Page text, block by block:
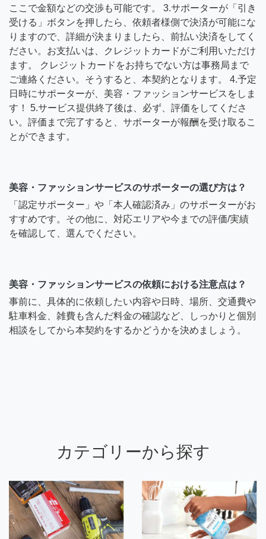
ここで金額などの交渉も可能です。 3.サポーターが「引き
受ける」ボタンを押したら、依頼者様側で決済が可能にな
りますので、詳細が決まりましたら、前払い決済をしてく
ださい。お支払いは、クレジットカードがご利用いただけ
ます。 クレジットカードをお持ちでない方は事務局まで
ご連絡ください。そうすると、本契約となります。 4.予定
日時にサポーターが、美容・ファッションサービスをしま
す！ 5.サービス提供終了後は、必ず、評価をしてくださ
い。評価まで完了すると、サポーターが報酬を受け取るこ
とができます。
美容・ファッションサービスのサポーターの選び方は？
「認定サポーター」や「本人確認済み」のサポーターがお
すすめです。その他に、対応エリアや今までの評価/実績
を確認して、選んでください。
美容・ファッションサービスの依頼における注意点は？
事前に、具体的に依頼したい内容や日時、場所、交通費や
駐車料金、雑費も含んだ料金の確認など、しっかりと個別
相談をしてから本契約をするかどうかを決めましょう。
カテゴリーから探す